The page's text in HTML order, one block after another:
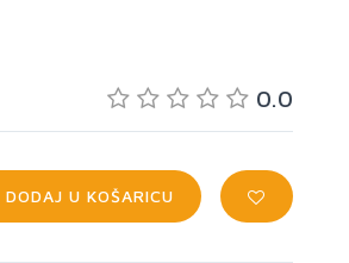
0.0
DODAJ U KOŠARICU